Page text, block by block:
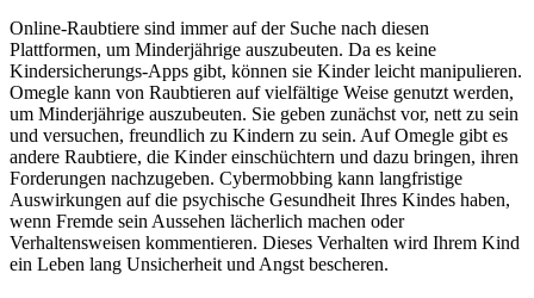
Online-Raubtiere sind immer auf der Suche nach diesen
Plattformen, um Minderjährige auszubeuten. Da es keine
Kindersicherungs-Apps gibt, können sie Kinder leicht manipulieren.
Omegle kann von Raubtieren auf vielfältige Weise genutzt werden,
um Minderjährige auszubeuten. Sie geben zunächst vor, nett zu sein
und versuchen, freundlich zu Kindern zu sein. Auf Omegle gibt es
andere Raubtiere, die Kinder einschüchtern und dazu bringen, ihren
Forderungen nachzugeben. Cybermobbing kann langfristige
Auswirkungen auf die psychische Gesundheit Ihres Kindes haben,
wenn Fremde sein Aussehen lächerlich machen oder
Verhaltensweisen kommentieren. Dieses Verhalten wird Ihrem Kind
ein Leben lang Unsicherheit und Angst bescheren.